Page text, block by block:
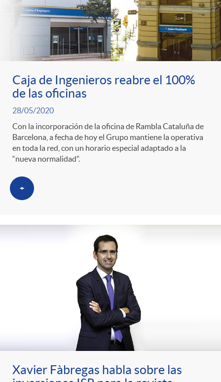
a
S
a
l
a
d
e
n
p
o
r
c
a
t
r
n
i
d
o
A
n
F
c
a
d
o
r
d
n
Caja de Ingenieros reabre el 100%
de las oficinas
28/05/2020
Con la incorporación de la oficina de Rambla Cataluña de
Barcelona, a fecha de hoy el Grupo mantiene la operativa
en toda la red, con un horario especial adaptado a la
“nueva normalidad”.
+
Xavier Fàbregas habla sobre las